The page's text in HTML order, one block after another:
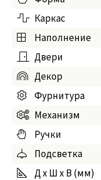
Каркас
Наполнение
Двери
Декор
Фурнитура
Механизм
Ручки
Подсветка
Д х Ш х В (мм)